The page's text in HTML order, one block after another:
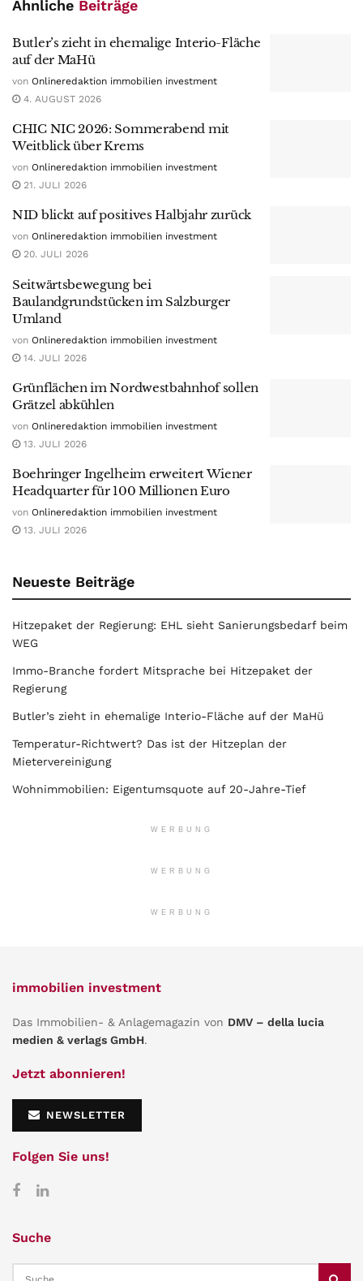
Ähnliche Beiträge
Butler’s zieht in ehemalige Interio-Fläche
auf der MaHü
von Onlineredaktion immobilien investment
4. AUGUST 2026
CHIC NIC 2026: Sommerabend mit
Weitblick über Krems
von Onlineredaktion immobilien investment
21. JULI 2026
NID blickt auf positives Halbjahr zurück
von Onlineredaktion immobilien investment
20. JULI 2026
Seitwärtsbewegung bei
Baulandgrundstücken im Salzburger
Umland
von Onlineredaktion immobilien investment
14. JULI 2026
Grünflächen im Nordwestbahnhof sollen
Grätzel abkühlen
von Onlineredaktion immobilien investment
13. JULI 2026
Boehringer Ingelheim erweitert Wiener
Headquarter für 100 Millionen Euro
von Onlineredaktion immobilien investment
13. JULI 2026
Neueste Beiträge
Hitzepaket der Regierung: EHL sieht Sanierungsbedarf beim
WEG
Immo-Branche fordert Mitsprache bei Hitzepaket der
Regierung
Butler’s zieht in ehemalige Interio-Fläche auf der MaHü
Temperatur-Richtwert? Das ist der Hitzeplan der
Mietervereinigung
Wohnimmobilien: Eigentumsquote auf 20-Jahre-Tief
WERBUNG
WERBUNG
WERBUNG
immobilien investment
Das Immobilien- & Anlagemagazin von DMV – della lucia
medien & verlags GmbH.
Jetzt abonnieren!
NEWSLETTER
Folgen Sie uns!
Suche